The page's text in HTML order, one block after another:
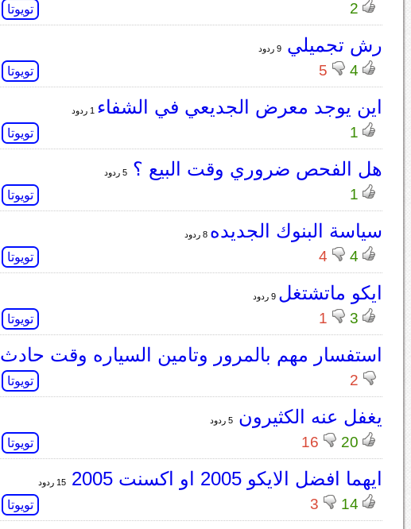
2 تويوتا
رش تجميلي9 ردود
4
5 تويوتا
اين يوجد معرض الجديعي في الشفاء
1 تويوتا
هل الفحص ضروري وقت البيع ؟5 ردود
1 تويوتا
سياسة البنوك الجديده 8 ردود
4
4 تويوتا
ايكو ماتشتغل 9 ردود
3
1 تويوتا
استفسار مهم بالمرور وتامين السياره وقت حادث
2 تويوتا
يغفل عنه الكثيرون5 ردود
20
16 تويوتا
ايهما افضل الايكو 2005 او اكسنت 2005 15 ردود
14
3 تويوتا